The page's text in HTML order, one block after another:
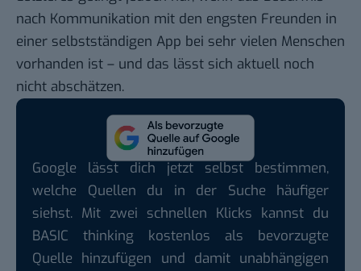
nach Kommunikation mit den engsten Freunden in
einer selbstständigen App bei sehr vielen Menschen
vorhanden ist – und das lässt sich aktuell noch
nicht abschätzen.
Google lässt dich jetzt selbst bestimmen,
welche Quellen du in der Suche häufiger
siehst. Mit zwei schnellen Klicks kannst du
BASIC thinking kostenlos als bevorzugte
Quelle hinzufügen und damit unabhängigen